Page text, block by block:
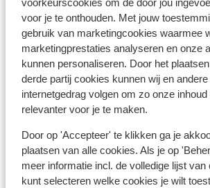
voorkeurscookies om de door jou
voor je te onthouden. Met jouw
gebruik van marketingcookies waarmee
marketingprestaties analyseren en onze
kunnen personaliseren. Door het
derde partij cookies kunnen wij en
internetgedrag volgen om zo onze
relevanter voor je te maken.
Door op 'Accepteer' te klikken ga je
plaatsen van alle cookies. Als je op
meer informatie incl. de volledige lijst van
kunt selecteren welke cookies je wilt
Skipiste: 300 m
Skilift: 300 m
Skischool: 200 m
Winkels: 150 m
Skipas, -les en verhuur
Skipas
Skilessen